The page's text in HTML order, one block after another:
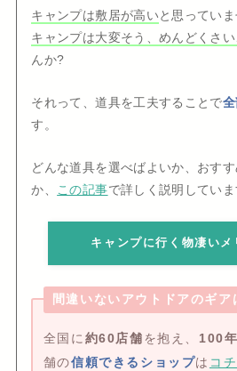
キャンプは敷居が高いと思ってい
キャンプは大変そう、めんどくさい
んか?
それって、道具を工夫することで
す。
どんな道具を選べばよいか、おす
か、
この記事で詳しく説明していま
キャンプに行く物凄い
間違いないアウトドアのギア
全国に約60店舗 を抱え、 100
舗の信頼できるショップは コ